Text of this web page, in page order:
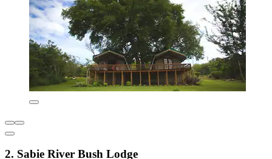
2. Sabie River Bush Lodge